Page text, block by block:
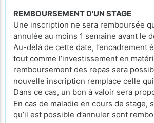
REMBOURSEMENT D'UN STAGE
Une inscription ne sera remboursée
annulée au moins 1 semaine avant le
Au-delà de cette date, l’encadrement
tout comme l’investissement en
remboursement des repas sera
nouvelle inscription remplace celle
Dans ce cas, un bon à valoir sera
En cas de maladie en cours de stage,
qu’il est possible d’annuler sont